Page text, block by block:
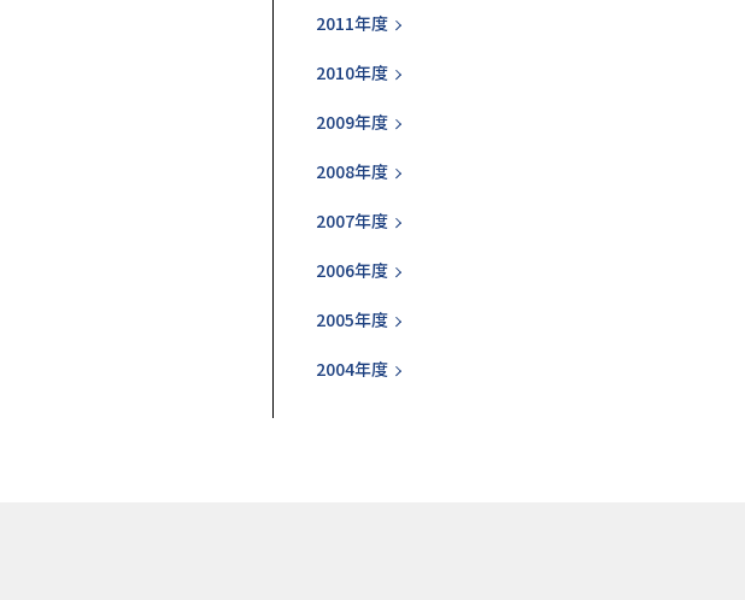
2011年度
2010年度
2009年度
2008年度
2007年度
2006年度
2005年度
2004年度